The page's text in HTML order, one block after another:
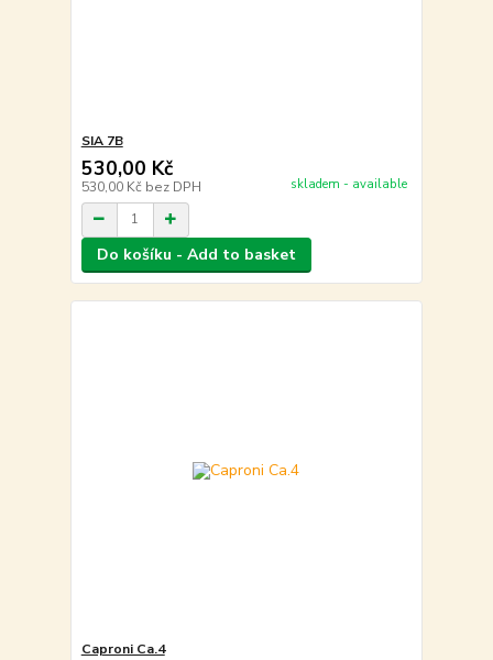
SIA 7B
530,00 Kč
530,00 Kč bez DPH skladem - available
Do košíku - Add to basket
Caproni Ca.4